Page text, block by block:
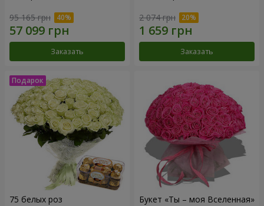
95 165 грн
Заказать
2 074 грн
Заказать
75 белых роз Букет «Ты – моя Вселенная»